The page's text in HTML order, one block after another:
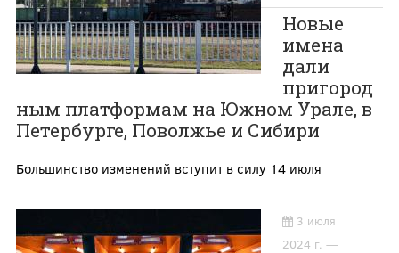
Новые
имена
дали
пригород
ным платформам на Южном Урале, в
Петербурге, Поволжье и Сибири
Большинство изменений вступит в силу 14 июля
3 июля
2024 г. —